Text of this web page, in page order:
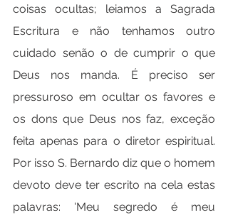
coisas ocultas; leiamos a Sagrada
Escritura e não tenhamos outro
cuidado senão o de cumprir o que
Deus nos manda. É preciso ser
pressuroso em ocultar os favores e
os dons que Deus nos faz, exceção
feita apenas para o diretor espiritual.
Por isso S. Bernardo diz que o homem
devoto deve ter escrito na cela estas
palavras: 'Meu segredo é meu